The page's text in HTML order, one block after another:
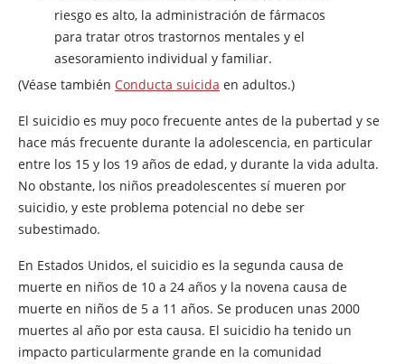
riesgo es alto, la administración de fármacos
para tratar otros trastornos mentales y el
asesoramiento individual y familiar.
(Véase también Conducta suicida en adultos.)
El suicidio es muy poco frecuente antes de la pubertad y se
hace más frecuente durante la adolescencia, en particular
entre los 15 y los 19 años de edad, y durante la vida adulta.
No obstante, los niños preadolescentes sí mueren por
suicidio, y este problema potencial no debe ser
subestimado.
En Estados Unidos, el suicidio es la segunda causa de
muerte en niños de 10 a 24 años y la novena causa de
muerte en niños de 5 a 11 años. Se producen unas 2000
muertes al año por esta causa. El suicidio ha tenido un
impacto particularmente grande en la comunidad